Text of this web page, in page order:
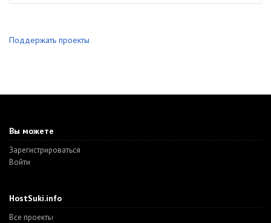
Поддержать проекты
Вы можете
Зарегистрироваться
Войти
HostSuki.info
Все проекты